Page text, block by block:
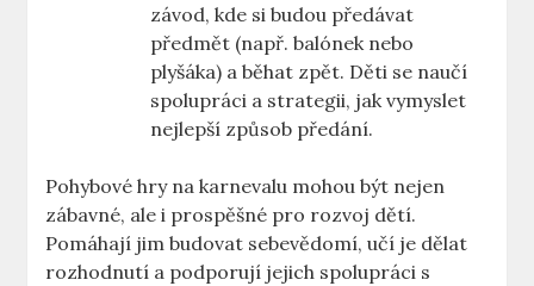
závod, kde si budou předávat
předmět (např. balónek nebo
plyšáka)​ a běhat zpět. Děti se naučí
spolupráci a strategii, jak vymyslet
nejlepší způsob předání.
Pohybové hry na karnevalu mohou být nejen
zábavné, ale i prospěšné pro rozvoj dětí.
Pomáhají jim budovat sebevědomí, učí je ⁣dělat
rozhodnutí a podporují jejich spolupráci s